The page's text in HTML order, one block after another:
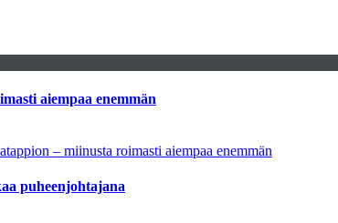
aiempaa enemmän
– miinusta roimasti aiempaa enemmän
puheenjohtajana